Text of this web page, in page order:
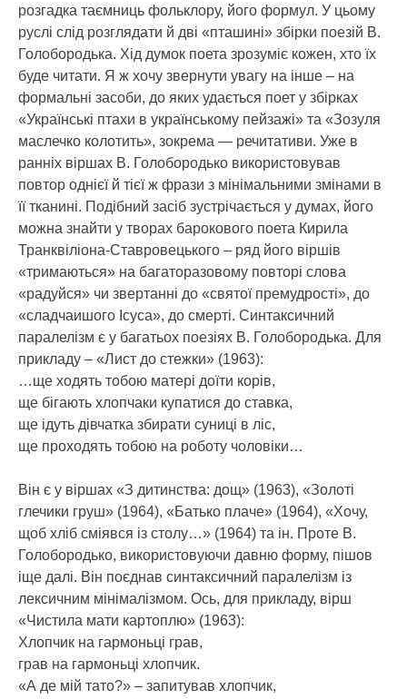
розгадка таємниць фольклору, його формул. У цьому
руслі слід розглядати й дві «пташині» збірки поезій В.
Голобородька. Хід думок поета зрозуміє кожен, хто їх
буде читати. Я ж хочу звернути увагу на інше – на
формальні засоби, до яких удається поет у збірках
«Українські птахи в українському пейзажі» та «Зозуля
маслечко колотить», зокрема — речитативи. Уже в
ранніх віршах В. Голобородько використовував
повтор однієї й тієї ж фрази з мінімальними змінами в
її тканині. Подібний засіб зустрічається у думах, його
можна знайти у творах барокового поета Кирила
Транквіліона-Ставровецького – ряд його віршів
«тримаються» на багаторазовому повторі слова
«радуйся» чи звертанні до «святої премудрості», до
«сладчаишого Ісуса», до смерті. Синтаксичний
паралелізм є у багатьох поезіях В. Голобородька. Для
прикладу – «Лист до стежки» (1963):
…ще ходять тобою матері доїти корів,
ще бігають хлопчаки купатися до ставка,
ще ідуть дівчатка збирати суниці в ліс,
ще проходять тобою на роботу чоловіки…
Він є у віршах «З дитинства: дощ» (1963), «Золоті
глечики груш» (1964), «Батько плаче» (1964), «Хочу,
щоб хліб сміявся із столу…» (1964) та ін. Проте В.
Голобородько, використовуючи давню форму, пішов
іще далі. Він поєднав синтаксичний паралелізм із
лексичним мінімалізмом. Ось, для прикладу, вірш
«Чистила мати картоплю» (1963):
Хлопчик на гармоньці грав,
грав на гармоньці хлопчик.
«А де мій тато?» – запитував хлопчик,